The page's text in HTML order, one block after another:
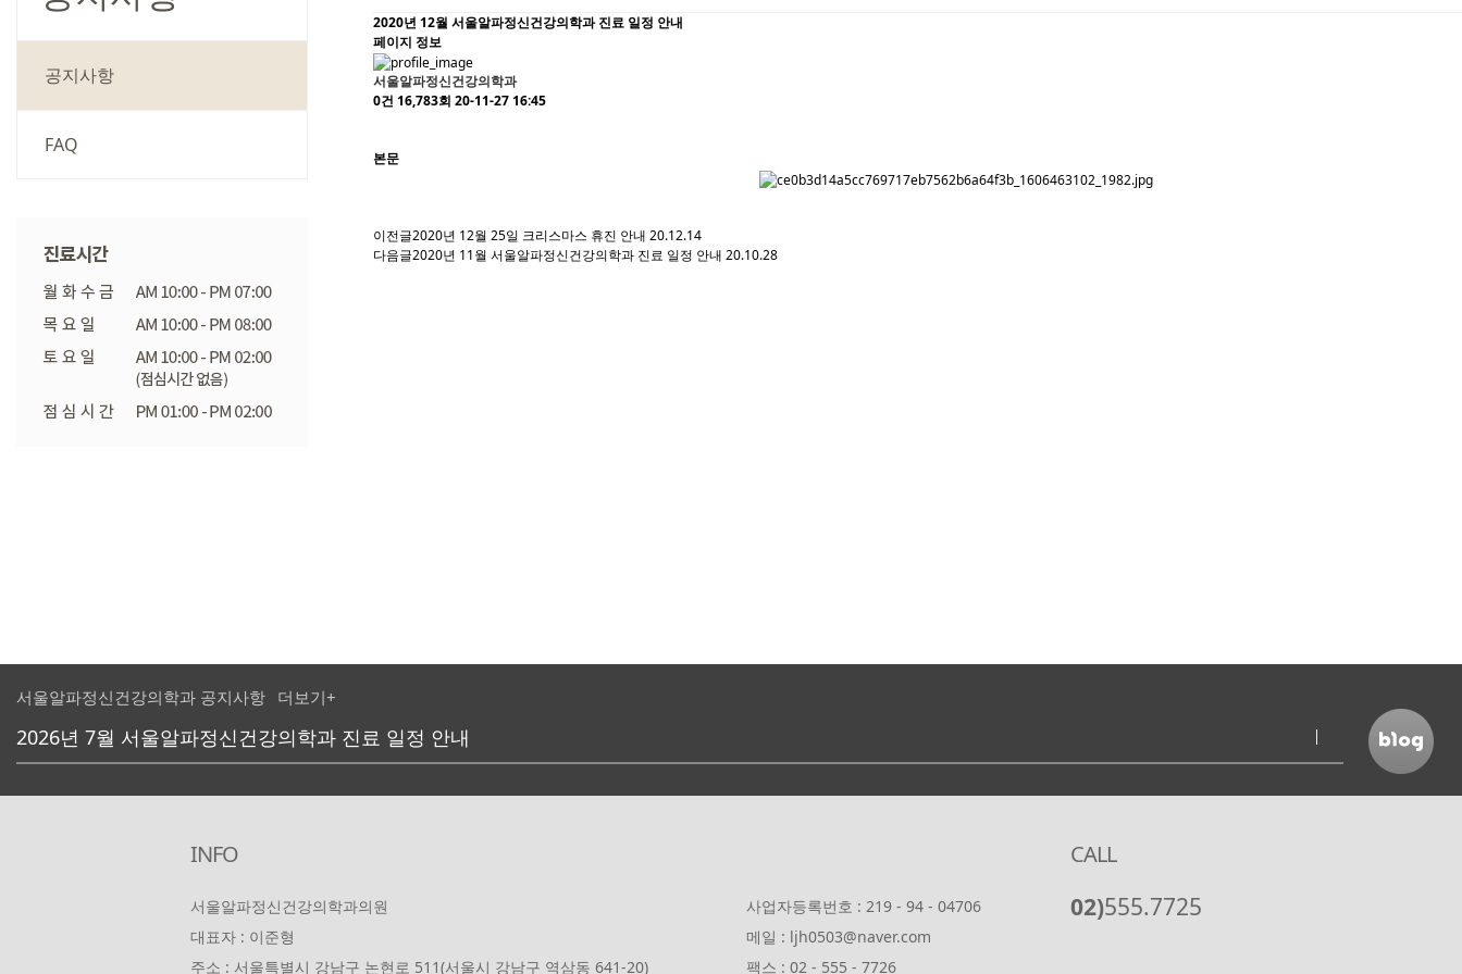
공지사항
FAQ
2020년 12월 서울알파정신건강의학과 진료 일정 안내
페이지 정보
서울알파정신건강의학과
0건 16,783회 20-11-27 16:45
본문
이전글2020년 12월 25일 크리스마스 휴진 안내 20.12.14
다음글2020년 11월 서울알파정신건강의학과 진료 일정 안내 20.10.28
서울알파정신건강의학과 공지사항 더보기+
비급여 항목 안내
2026년 8월 서울알파정신건강의학과 진료 일정 안내
2026년 7월 서울알파정신건강의학과 진료 일정 안내
INFO
서울알파정신건강의학과의원
대표자 : 이준형
주소 : 서울특별시 강남구 논현로 511(서울시 강남구 역삼동 641-20)
사업자등록번호 : 219 - 94 - 04706
메일 : ljh0503@naver.com
팩스 : 02 - 555 - 7726
CALL
02)555.7725